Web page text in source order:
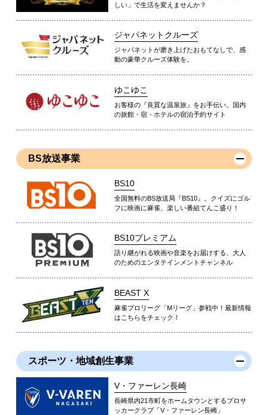
しい」で生活を変えませんか？
ジャパネットクルーズ
ジャパネットが磨き上げたおもてなしで、感
動の豪華クルーズ体験を。
ゆこゆこ
お客様の『良質な温泉旅』をお手伝い。国内
の旅館・宿・ホテルの宿泊予約サイト
BS放送事業
BS10
全国無料のBS放送局『BS10』。クイズにゴル
フに映画に麻雀、楽しい番組てんこ盛り！
BS10プレミアム
語り継がれる映画や音楽をお届けする、大人
のためのエンタテインメントチャンネル
BEAST X
麻雀プロリーグ「Mリーグ」参戦中！最新情報
はこちらをチェック！
スポーツ・地域創生事業
V・ファーレン長崎
長崎県内21市町をホームタウンとするプロサ
ッカークラブ「V・ファーレン長崎」